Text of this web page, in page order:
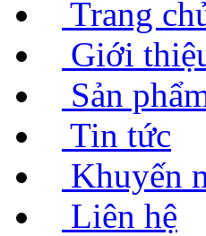
Trang
Giới
Sản
Tin tức
Khuyến
Liên hệ